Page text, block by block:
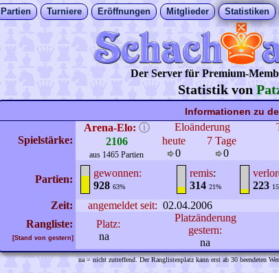
Partien Turniere Eröffnungen Mitglieder Statistiken
Der Server für Premium-
Statistik von
Informationen zu
Spielstärke:
Arena-Elo: ⓘ
2106
aus 1465 Partien
Eloänderung
heute
0
7 Tage
0
Partien:
gewonnen:
928 63%
remis:
314 21%
223
Zeit:
angemeldet seit: 02.04.2006
Rangliste:
[Stand von gestern]
Platz:
na
Platzänderung
gestern:
na
na = nicht zutreffend. Der Ranglistenplatz kann erst ab 30 beendeten